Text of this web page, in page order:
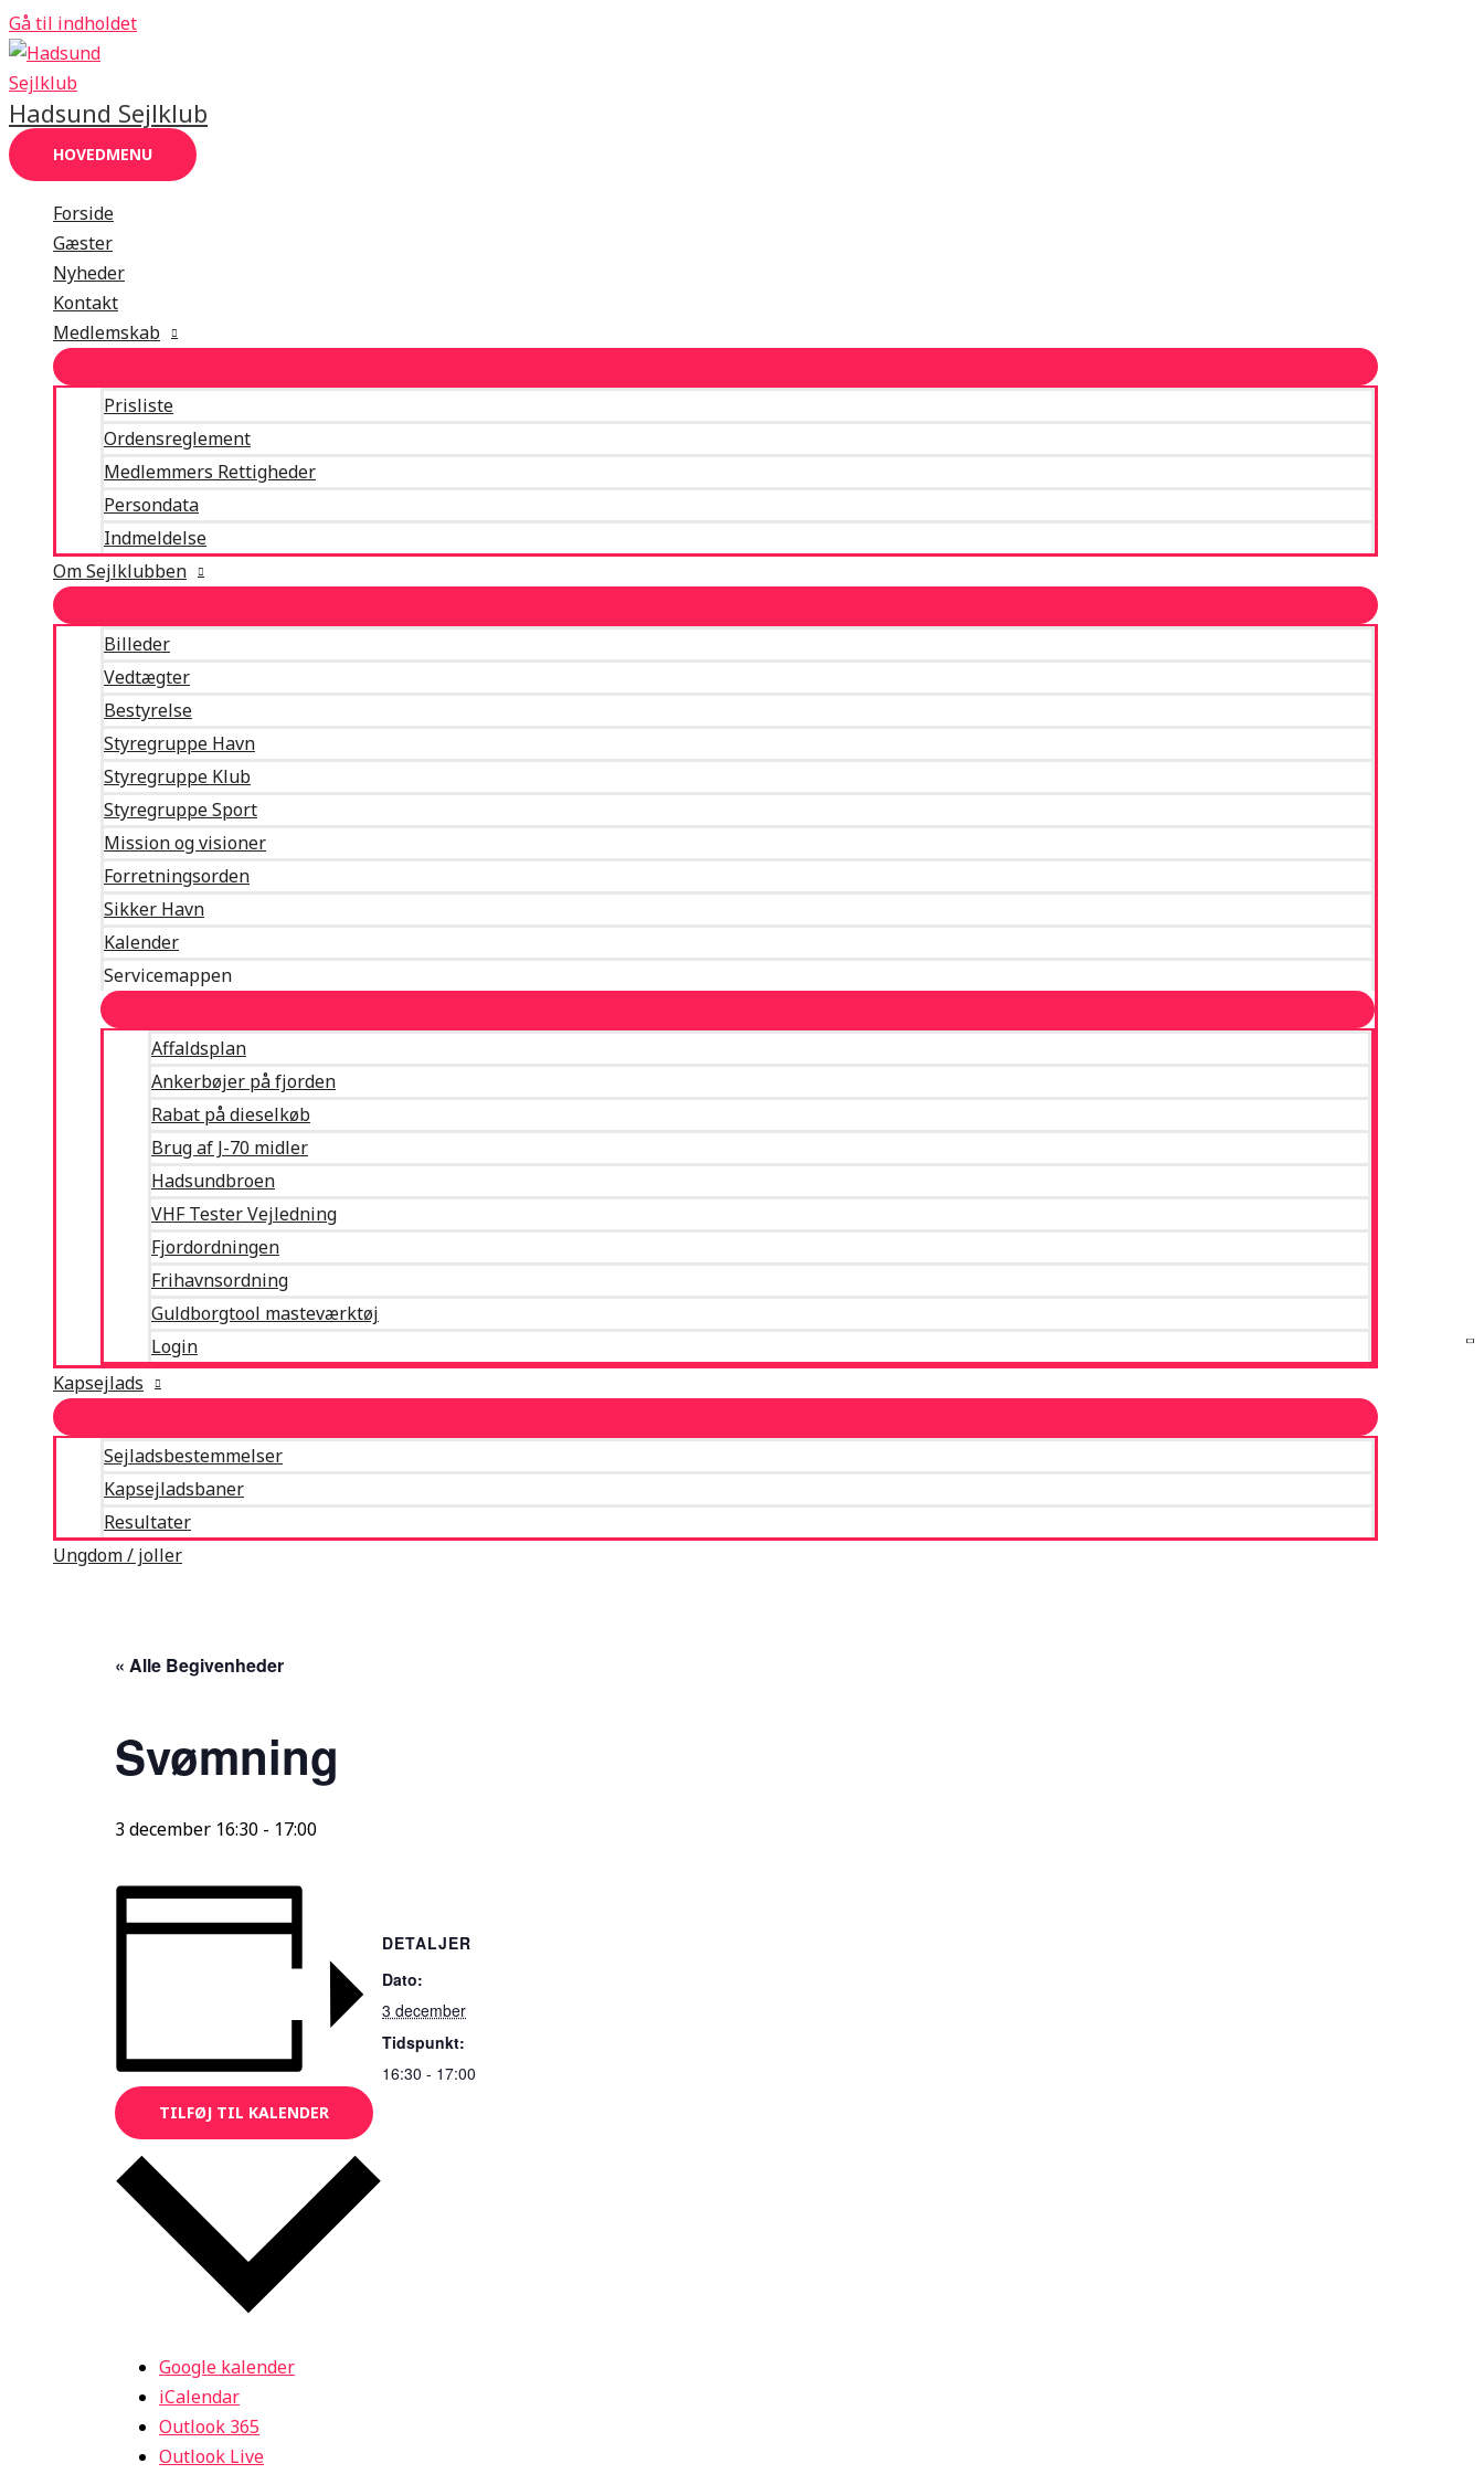
Gå til indholdet
Hadsund Sejlklub
HOVEDMENU
Forside
Gæster
Nyheder
Kontakt
Medlemskab
Prisliste
Ordensreglement
Medlemmers Rettigheder
Persondata
Indmeldelse
Om Sejlklubben
Billeder
Vedtægter
Bestyrelse
Styregruppe Havn
Styregruppe Klub
Styregruppe Sport
Mission og visioner
Forretningsorden
Sikker Havn
Kalender
Servicemappen
Affaldsplan
Ankerbøjer på fjorden
Rabat på dieselkøb
Brug af J-70 midler
Hadsundbroen
VHF Tester Vejledning
Fjordordningen
Frihavnsordning
Guldborgtool masteværktøj
Login
Kapsejlads
Sejladsbestemmelser
Kapsejladsbaner
Resultater
Ungdom / joller
« Alle Begivenheder
Svømning
3 december 16:30 - 17:00
TILFØJ TIL KALENDER
Google kalender
iCalendar
Outlook 365
Outlook Live
DETALJER
Dato:
3 december
Tidspunkt:
16:30 - 17:00